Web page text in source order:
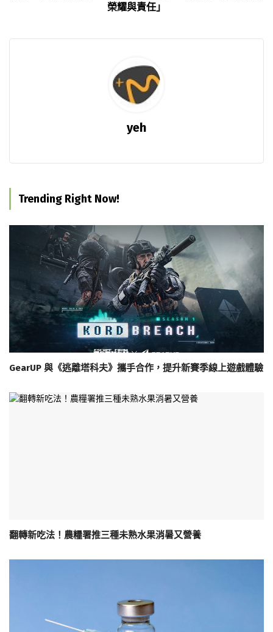
榮耀與責任」
yeh
Trending Right Now!
GearUP 與《逃離塔科夫》攜手合作，提升新賽季線上遊戲體驗
翻轉新吃法！農糧署推三種未熟水果消暑又營養